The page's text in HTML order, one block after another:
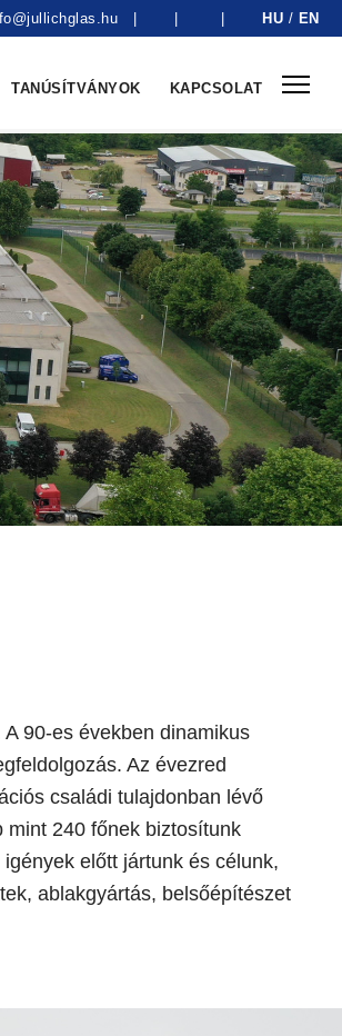
HU / EN
TANÚSÍTVÁNYOK KAPCSOLAT
90-es években dinamikus
Az évezred
családi tulajdonban lévő
mint 240 főnek biztosítunk
előtt jártunk és célunk,
ablakgyártás, belsőépítészet